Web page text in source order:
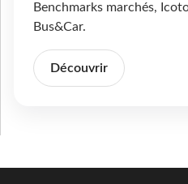
Benchmarks marchés,
Bus&Car.
Découvrir